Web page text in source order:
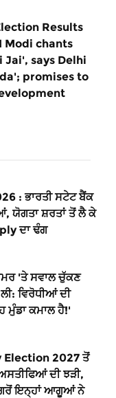
Results
Modi chants
Jai', says Delhi
promises to
: ਭਾਰਤੀ ਸਟੇਟ ਬੈਂਕ
ਯੋਗਤਾ ਸ਼ਰਤਾਂ ਤੋਂ ਲੈ ਕੇ
ਦਾ ਢੰਗ
'ਤੇ ਸਵਾਲ ਚੁੱਕਣ
ਵਿਰੋਧੀਆਂ ਦੀ
ਮੁੰਡਾ ਕਮਾਲ ਹੈ!'
Election 2027 ਤੋਂ
ਦੀ ਝੜੀ,
ਇਨ੍ਹਾਂ ਆਗੂਆਂ ਨੇ